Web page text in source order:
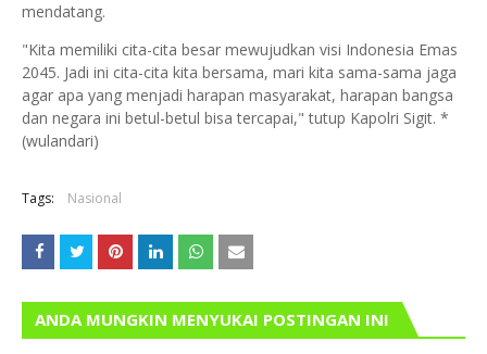
mendatang.
"Kita memiliki cita-cita besar mewujudkan visi Indonesia Emas
2045. Jadi ini cita-cita kita bersama, mari kita sama-sama jaga
agar apa yang menjadi harapan masyarakat, harapan bangsa
dan negara ini betul-betul bisa tercapai," tutup Kapolri Sigit. *
(wulandari)
Tags: Nasional
ANDA MUNGKIN MENYUKAI POSTINGAN INI